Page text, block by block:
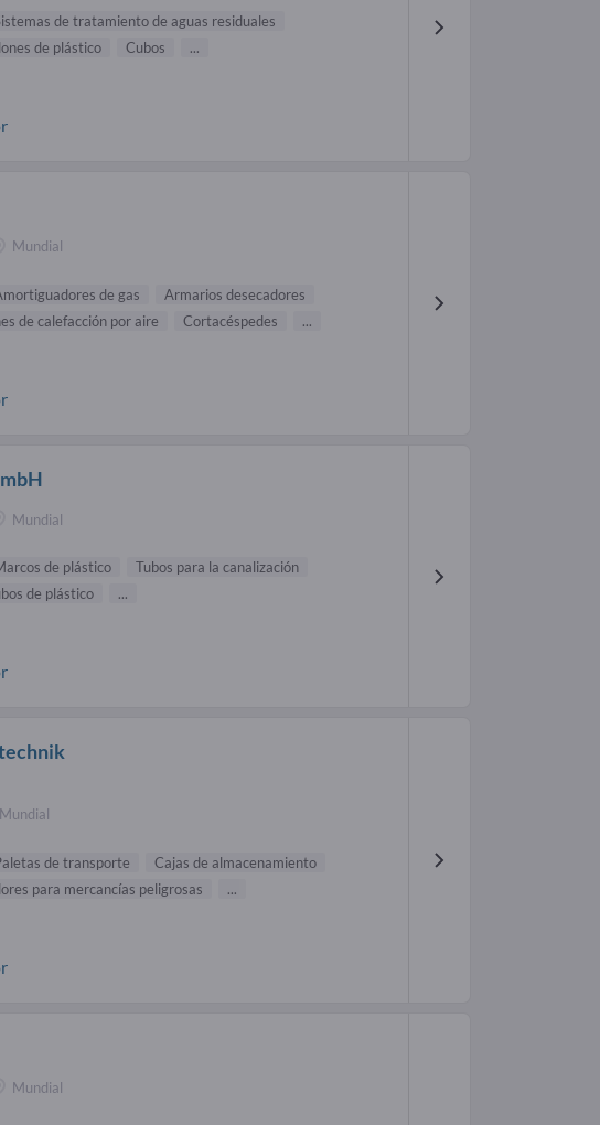
de tratamiento de aguas residuales
de plástico Cubos ...
Mundial
de gas
Armarios desecadores
de calefacción por aire Cortacéspedes ...
Mundial
de plástico
Tubos para la canalización
de plástico ...
Mundial
de transporte
Cajas de almacenamiento
para mercancías peligrosas ...
Mundial